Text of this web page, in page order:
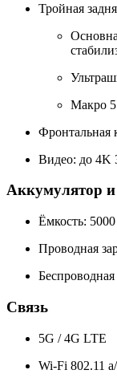
Тройная
Макро
Фронтальная
Видео: до 4K
Аккумулятор и
Ёмкость:
Проводная
Связь
5G / 4G LTE
Wi-Fi 802.11